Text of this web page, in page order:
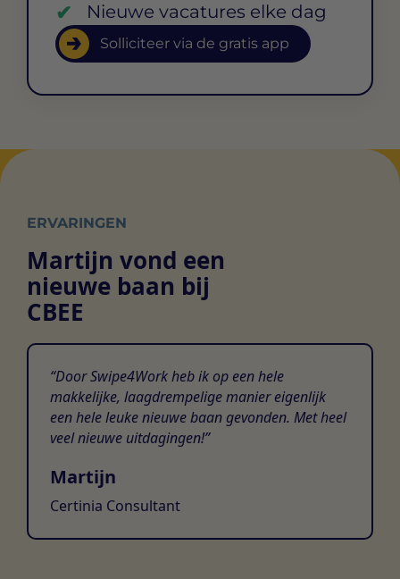
Nieuwe vacatures elke dag
Solliciteer via de gratis app
ERVARINGEN
Martijn vond een
nieuwe baan bij
CBEE
Door Swipe4Work heb ik op een hele
makkelijke, laagdrempelige manier eigenlijk
een hele leuke nieuwe baan gevonden. Met heel
veel nieuwe uitdagingen!
Martijn
Certinia Consultant